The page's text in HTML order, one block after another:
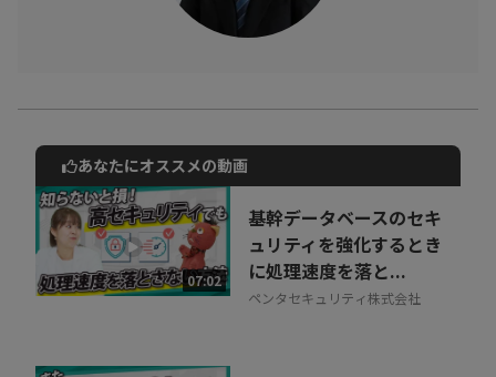
動画でご紹介しているサービスについて
お気軽にご相談・ご質問いただけます！
30秒でお申し込み可能
相談を希望する 無料
あなたにオススメの動画
07:02
基幹データベースのセキ
ュリティを強化するとき
に処理速度を落と...
ペンタセキュリティ株式会社